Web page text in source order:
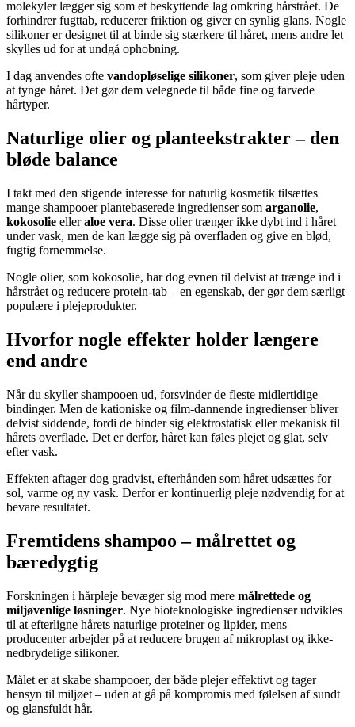
molekyler lægger sig som et beskyttende lag omkring hårstrået. De
forhindrer fugttab, reducerer friktion og giver en synlig glans. Nogle
silikoner er designet til at binde sig stærkere til håret, mens andre let
skylles ud for at undgå ophobning.
I dag anvendes ofte vandopløselige silikoner, som giver pleje uden
at tynge håret. Det gør dem velegnede til både fine og farvede
hårtyper.
Naturlige olier og planteekstrakter – den
bløde balance
I takt med den stigende interesse for naturlig kosmetik tilsættes
mange shampooer plantebaserede ingredienser som arganolie,
kokosolie elleraloe vera. Disse olier trænger ikke dybt ind i håret
under vask, men de kan lægge sig på overfladen og give en blød,
fugtig fornemmelse.
Nogle olier, som kokosolie, har dog evnen til delvist at trænge ind i
hårstrået og reducere protein-tab – en egenskab, der gør dem særligt
populære i plejeprodukter.
Hvorfor nogle effekter holder længere
end andre
Når du skyller shampooen ud, forsvinder de fleste midlertidige
bindinger. Men de kationiske og film-dannende ingredienser bliver
delvist siddende, fordi de binder sig elektrostatisk eller mekanisk til
hårets overflade. Det er derfor, håret kan føles plejet og glat, selv
efter vask.
Effekten aftager dog gradvist, efterhånden som håret udsættes for
sol, varme og ny vask. Derfor er kontinuerlig pleje nødvendig for at
bevare resultatet.
Fremtidens shampoo – målrettet og
bæredygtig
Forskningen i hårpleje bevæger sig mod mere målrettede og
miljøvenlige løsninger. Nye bioteknologiske ingredienser udvikles
til at efterligne hårets naturlige proteiner og lipider, mens
producenter arbejder på at reducere brugen af mikroplast og ikke-
nedbrydelige silikoner.
Målet er at skabe shampooer, der både plejer effektivt og tager
hensyn til miljøet – uden at gå på kompromis med følelsen af sundt
og glansfuldt hår.